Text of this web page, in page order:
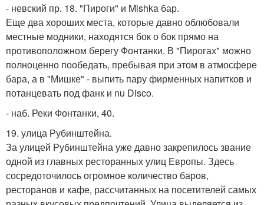
- невский пр. 18. "Пироги" и Mishka бар.
Еще два хороших места, которые давно облюбовали
местные модники, находятся бок о бок прямо на
противоположном берегу Фонтанки. В "Пирогах" можно
полноценно пообедать, пребывая при этом в атмосфере
бара, а в "Мишке" - выпить пару фирменных напитков и
потанцевать под фанк и nu Disco.
- наб. Реки Фонтанки, 40.
19. улица Рубинштейна.
За улицей Рубинштейна уже давно закрепилось звание
одной из главных ресторанных улиц Европы. Здесь
сосредоточилось огромное количество баров,
ресторанов и кафе, рассчитанных на посетителей самых